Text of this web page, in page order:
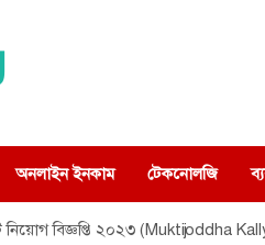
অনলাইন ইনকাম টেকনোলজি
নিয়োগ বিজ্ঞপ্তি ২০২৩ (Muktijoddha